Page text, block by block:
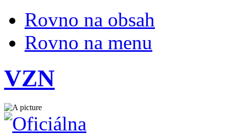
Rovno na obsah
Rovno na menu
VZN